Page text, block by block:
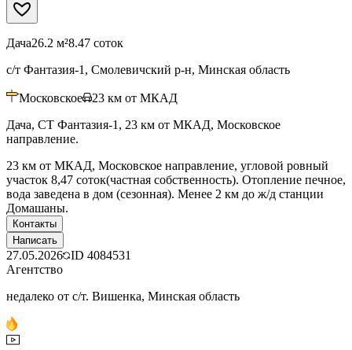
Дача26.2 м²8.47 соток
с/т Фантазия-1, Смолевичский р-н, Минская область
Московское 23 км от МКАД
Дача, СТ Фантазия-1, 23 км от МКАД, Московское
направление.
23 км от МКАД, Московское направление, угловой ровный
участок 8,47 соток(частная собственность). Отопление печное,
вода заведена в дом (сезонная). Менее 2 км до ж/д станции
Домашаны.
Контакты
Написать
27.05.2026 ID 4084531
Агентство
недалеко от с/т. Вишенка, Минская область